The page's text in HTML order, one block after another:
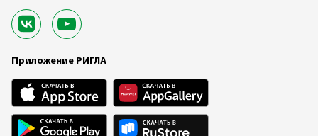
Приложение РИГЛА